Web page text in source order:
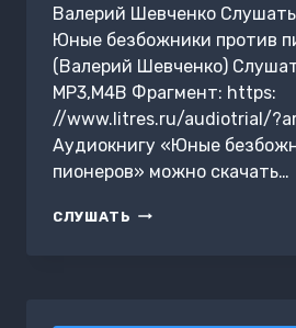
Валерий Шевченко
Юные безбожники против
(Валерий Шевченко)
MP3,M4B Фрагмент: https:
//www.litres.ru/audiotrial/
Аудиокнигу «Юные
пионеров» можно скачать…
СЛУШАТЬ ЮНЫЕ